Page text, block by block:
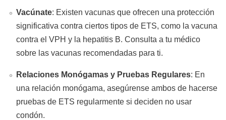
Vacúnate: Existen vacunas que ofrecen una protección
significativa contra ciertos tipos de ETS, como la vacuna
contra el VPH y la hepatitis B. Consulta a tu médico
sobre las vacunas recomendadas para ti.
Relaciones Monógamas y Pruebas Regulares: En
una relación monógama, asegúrense ambos de hacerse
pruebas de ETS regularmente si deciden no usar
condón.